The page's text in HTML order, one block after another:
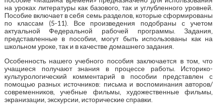
на уроках литературы как базового, так и углубленного уровней.
Пособие включает в себя семь разделов, которые сформированы
по классам (5-11). Все произведения подобраны с учетом
актуальной Федеральной рабочей программы. Задания,
представленные в пособии, могут быть использованы как на
школьном уроке, так и в качестве домашнего задания.
Особенность нашего учебного пособия заключается в том, что
учащиеся получают знания в процессе работы. Историко-
культурологический комментарий в пособии представлен с
помощью разных источников: письма и воспоминания авторов/
современников, учебные фильмы, художественные фильмы,
экранизации, экскурсии, исторические справки.